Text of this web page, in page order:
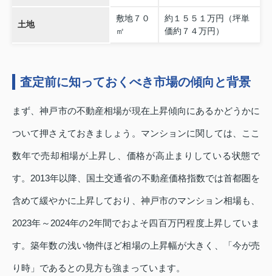
土地
敷地７０
㎡
約１５５１万円（坪単
価約７４万円）
査定前に知っておくべき市場の傾向と背景
まず、神戸市の不動産相場が現在上昇傾向にあるかどうかに
ついて押さえておきましょう。マンションに関しては、ここ
数年で売却相場が上昇し、価格が高止まりしている状態で
す。2013年以降、国土交通省の不動産価格指数では首都圏を
含めて緩やかに上昇しており、神戸市のマンション相場も、
2023年～2024年の2年間でおよそ四百万円程度上昇していま
す。築年数の浅い物件ほど相場の上昇幅が大きく、「今が売
り時」であるとの見方も強まっています。